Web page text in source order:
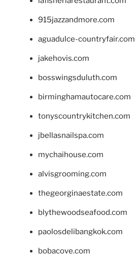
915jazzandmore.com
aguadulce-countryfair.com
jakehovis.com
bosswingsduluth.com
birminghamautocare.com
tonyscountrykitchen.com
jbellasnailspa.com
mychaihouse.com
alvisgrooming.com
thegeorginaestate.com
blythewoodseafood.com
paolosdelibangkok.com
bobacove.com